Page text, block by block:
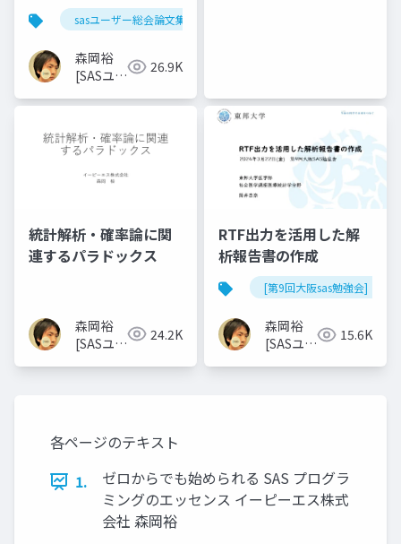
sasユーザー総会論文集 2024年
森岡裕
[SASユー
世話人]
26.9K
統計解析・確率論に関
連するパラドックス
森岡裕
[SASユー
24.2K
RTF出力を活用した解
析報告書の作成
[第9回大阪sas勉強会]
森岡裕
[SASユー
15.6K
各ページのテキスト
1.
ゼロからでも始められる SAS プログラ
ミングのエッセンス イーピーエス株式
会社 森岡裕